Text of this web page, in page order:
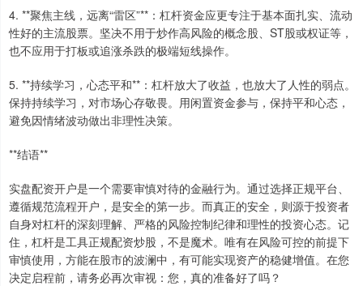
4. **聚焦主线，远离“雷区”**：杠杆资金应更专注于基本面扎实、流动
性好的主流股票。坚决不用于炒作高风险的概念股、ST股或权证等，
也不应用于打板或追涨杀跌的极端短线操作。
5. **持续学习，心态平和**：杠杆放大了收益，也放大了人性的弱点。
保持持续学习，对市场心存敬畏。用闲置资金参与，保持平和心态，
避免因情绪波动做出非理性决策。
**结语**
实盘配资开户是一个需要审慎对待的金融行为。通过选择正规平台、
遵循规范流程开户，是安全的第一步。而真正的安全，则源于投资者
自身对杠杆的深刻理解、严格的风险控制纪律和理性的投资心态。记
住，杠杆是工具正规配资炒股，不是魔术。唯有在风险可控的前提下
审慎使用，方能在股市的波澜中，有可能实现资产的稳健增值。在您
决定启程前，请务必再次审视：您，真的准备好了吗？